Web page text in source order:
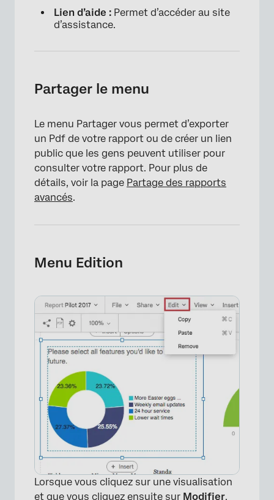
Lien d’aide : Permet d’accéder au site
d’assistance.
Partager le menu
Le menu Partager vous permet d’exporter
un Pdf de votre rapport ou de créer un lien
public que les gens peuvent utiliser pour
consulter votre rapport. Pour plus de
détails, voir la page Partage des rapports
avancés.
Menu Edition
Lorsque vous cliquez sur une visualisation
et que vous cliquez ensuite sur Modifier,